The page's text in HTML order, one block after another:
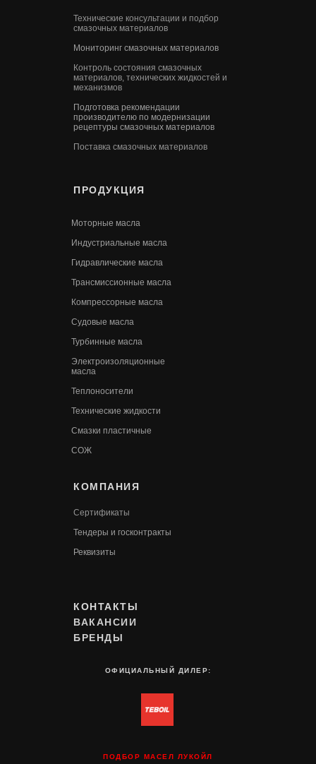
Технические консультации и подбор
смазочных материалов
Мониторинг смазочных материалов
Контроль состояния смазочных
материалов, технических жидкостей и
механизмов
Подготовка рекомендации
производителю по модернизации
рецептуры смазочных материалов
Поставка смазочных материалов
ПРОДУКЦИЯ
КОМПАНИЯ
Моторные масла
Индустриальные масла
Гидравлические масла
Трансмиссионные масла
Компрессорные масла
Судовые масла
Турбинные масла
Электроизоляционные
масла
Теплоносители
Технические жидкости
Смазки пластичные
СОЖ
Сертификаты
Тендеры и госконтракты
Реквизиты
КОНТАКТЫ
ОФИЦИАЛЬНЫЙ ДИЛЕР:
БРЕНДЫ
ПОДБОР МАСЕЛ ЛУКОЙЛ
ВАКАНСИИ